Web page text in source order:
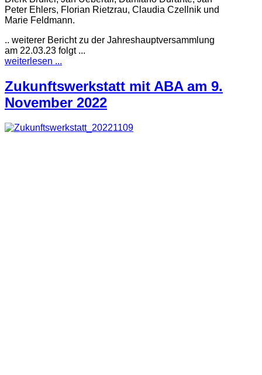
Peter Ehlers, Florian Rietzrau, Claudia Czellnik und
Marie Feldmann.
.. weiterer Bericht zu der Jahreshauptversammlung
am 22.03.23 folgt ...
weiterlesen ...
Zukunftswerkstatt mit ABA am 9.
November 2022